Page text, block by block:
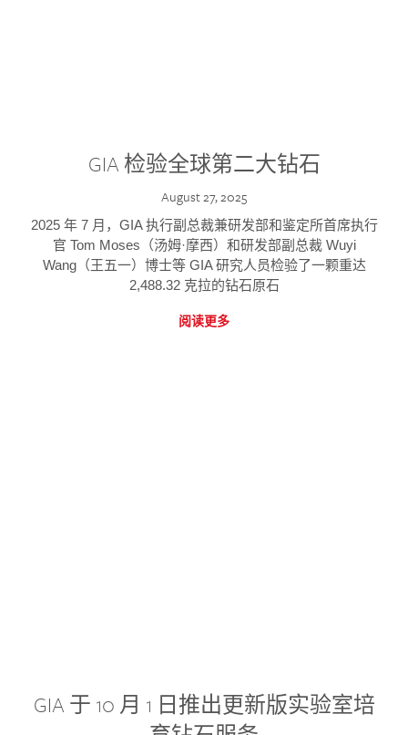
GIA 检验全球第二大钻石
August 27, 2025
2025 年 7 月，GIA 执行副总裁兼研发部和鉴定所首席执行
官 Tom Moses（汤姆·摩西）和研发部副总裁 Wuyi
Wang（王五一）博士等 GIA 研究人员检验了一颗重达
2,488.32 克拉的钻石原石
阅读更多
GIA 于 10 月 1 日推出更新版实验室培